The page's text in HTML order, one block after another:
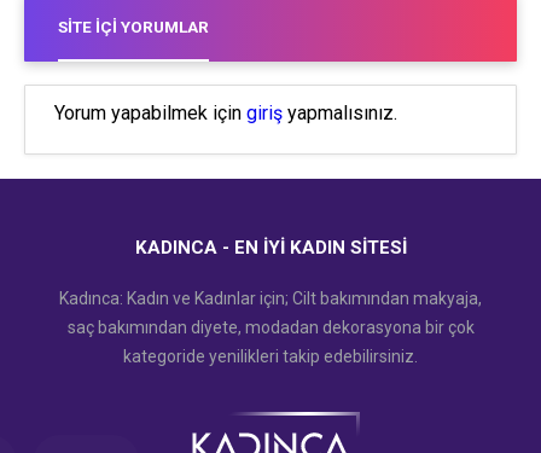
SITE İÇI YORUMLAR
Yorum yapabilmek için giriş yapmalısınız.
KADINCA - EN İYI KADIN SITESI
Kadınca: Kadın ve Kadınlar için; Cilt bakımından makyaja,
saç bakımından diyete, modadan dekorasyona bir çok
kategoride yenilikleri takip edebilirsiniz.